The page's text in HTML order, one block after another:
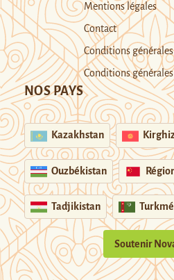
Mentions légales
Contact
Conditions
Conditions
NOS PAYS
Kazakhstan
Ouzbékistan
Tadjikistan
Soutenir